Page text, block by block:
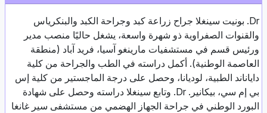
Dr. بونيت سينغلا جراح زراعة كبد وجراحة الكبد والبنكرياس
والقنوات الصفراوية ذو شهرة واسعة، يشغل حاليًا منصب مدير
ورئيس قسم في مستشفيات مارينغو آسيا، فريد آباد (منطقة
العاصمة الوطنية). أكمل دراسته في الطب والجراحة من كلية
داياناند الطبية، لوديانا، وحصل على درجة الماجستير من كلية إس
بي إم سي، بيكانير. Dr. وتابع سينغلا دراسته وحصل على شهادة
البورد الوطني في جراحة الجهاز الهضمي من مستشفى سير غانغا